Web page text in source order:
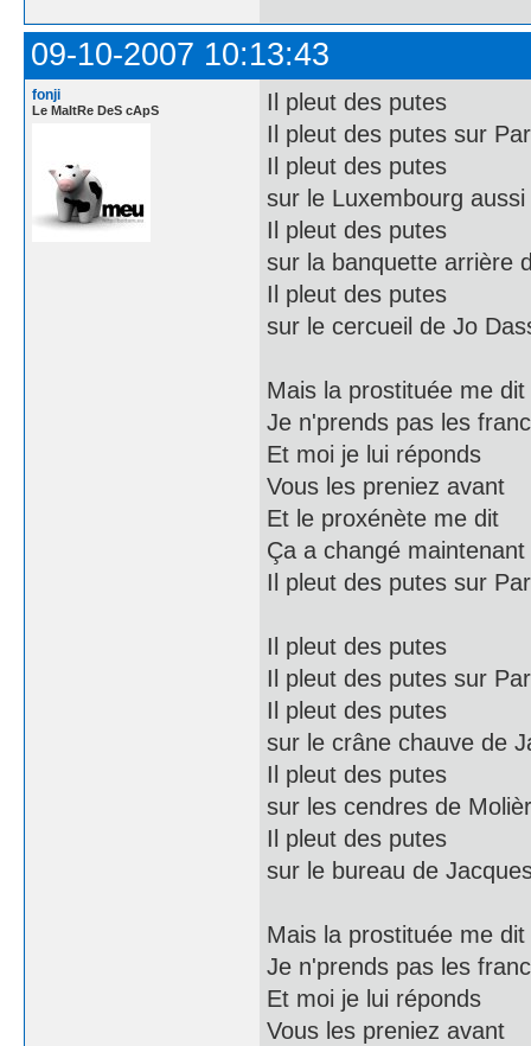
09-10-2007 10:13:43
fonji
Le MaItRe DeS cApS
Il pleut des putes
Il pleut des putes sur
Il pleut des putes
sur le Luxembourg aussi
Il pleut des putes
sur la banquette arrière
Il pleut des putes
sur le cercueil de Jo
Mais la prostituée me dit
Je n'prends pas les
Et moi je lui réponds
Vous les preniez avant
Et le proxénète me dit
Ça a changé maintenant
Il pleut des putes sur
Il pleut des putes
Il pleut des putes sur
Il pleut des putes
sur le crâne chauve de
Il pleut des putes
sur les cendres de
Il pleut des putes
sur le bureau de
Mais la prostituée me dit
Je n'prends pas les
Et moi je lui réponds
Vous les preniez avant